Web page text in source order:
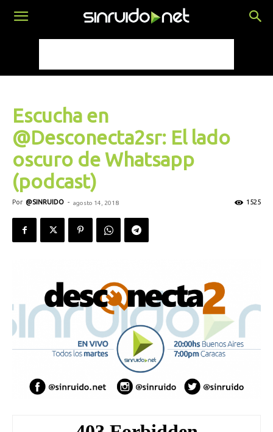
Escucha en
@Desconecta2sr: El lado
oscuro de Whatsapp
(podcast)
Por @SINRUIDO - agosto 14, 2018 1525